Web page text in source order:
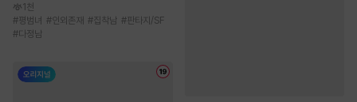
1천
#평범녀 #인외존재 #집착남 #판타지/SF
#다정남